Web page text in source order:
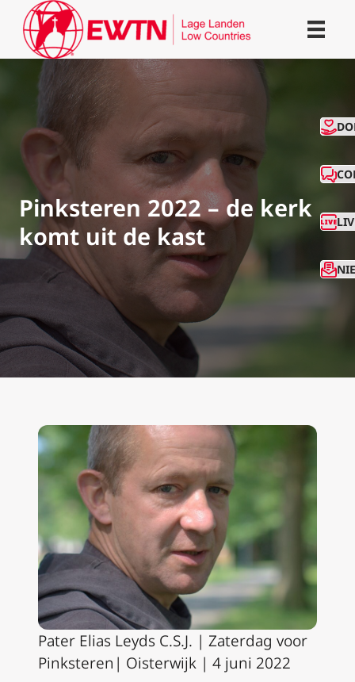
Pinksteren 2022 – de kerk
komt uit de kast
Pater Elias Leyds C.S.J. | Zaterdag voor
Pinksteren| Oisterwijk | 4 juni 2022